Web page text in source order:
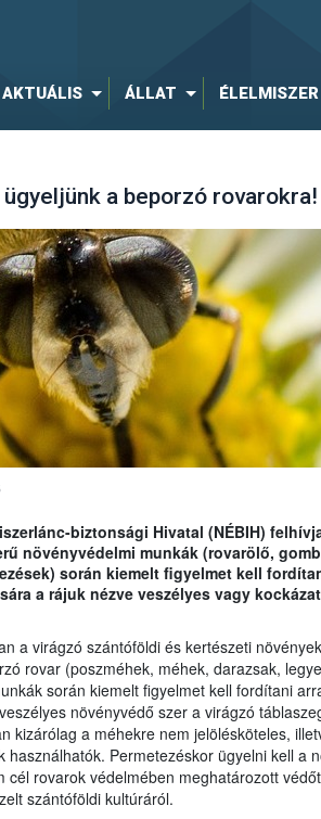
AKTUÁLIS ÁLLAT ÉLELMISZER
a beporzó rovarokra!
biztonsági Hivatal (NÉBIH)
növényvédelmi munkák (rovarölő,
során kiemelt figyelmet kell
a rájuk nézve veszélyes vagy
a virágzó szántóföldi és kertészeti
rovar (poszméhek, méhek, darazsak,
során kiemelt figyelmet kell fordítani
növényvédő szer a virágzó
kizárólag a méhekre nem jelölésköteles,
használhatók. Permetezéskor ügyelni kell a
cél rovarok védelmében meghatározott
szántóföldi kultúráról.